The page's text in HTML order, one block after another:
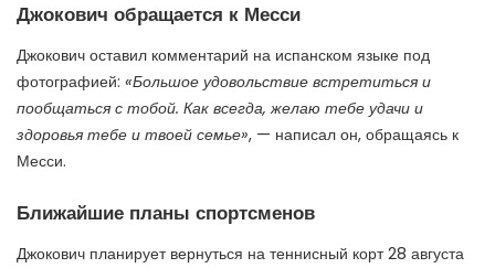
Джокович обращается к Месси
Джокович оставил комментарий на испанском языке под
фотографией: «Большое удовольствие встретиться и
пообщаться с тобой. Как всегда, желаю тебе удачи и
здоровья тебе и твоей семье», — написал он, обращаясь к
Месси.
Ближайшие планы спортсменов
Джокович планирует вернуться на теннисный корт 28 августа